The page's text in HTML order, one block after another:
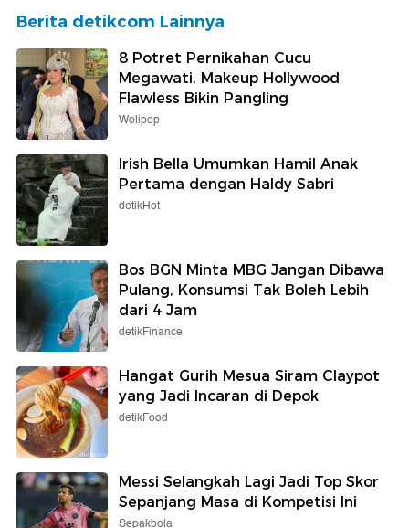
Berita detikcom Lainnya
8 Potret Pernikahan Cucu
Megawati, Makeup Hollywood
Flawless Bikin Pangling
Wolipop
Irish Bella Umumkan Hamil Anak
Pertama dengan Haldy Sabri
detikHot
Bos BGN Minta MBG Jangan Dibawa
Pulang, Konsumsi Tak Boleh Lebih
dari 4 Jam
detikFinance
Hangat Gurih Mesua Siram Claypot
yang Jadi Incaran di Depok
detikFood
Messi Selangkah Lagi Jadi Top Skor
Sepanjang Masa di Kompetisi Ini
Sepakbola